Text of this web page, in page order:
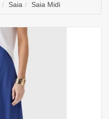
Saia Saia Midi